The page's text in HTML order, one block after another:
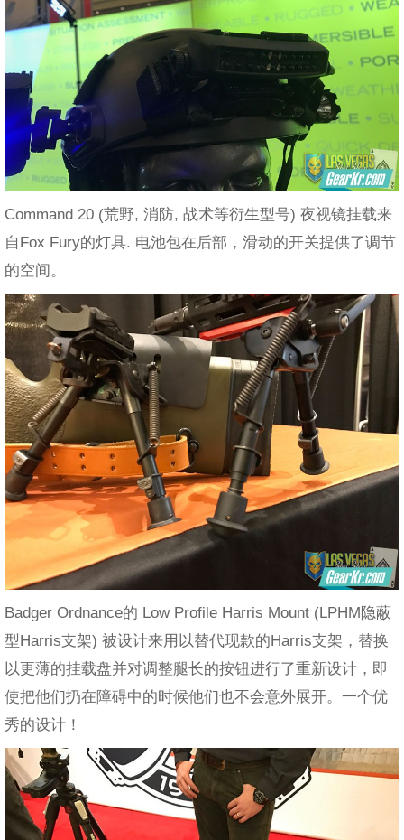
Command 20 (荒野, 消防, 战术等衍生型号) 夜视镜挂载来
自Fox Fury的灯具. 电池包在后部，滑动的开关提供了调节
的空间。
Badger Ordnance的 Low Profile Harris Mount (LPHM隐蔽
型Harris支架) 被设计来用以替代现款的Harris支架，替换
以更薄的挂载盘并对调整腿长的按钮进行了重新设计，即
使把他们扔在障碍中的时候他们也不会意外展开。一个优
秀的设计！